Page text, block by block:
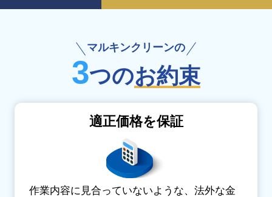
マルキンクリーンの
3つのお約束
適正価格を保証
作業内容に見合っていないような、法外な金